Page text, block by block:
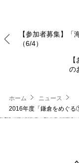
【参加者募集】「
（6/4）
の
ホーム
ニュース
2016年度「鎌倉をめぐる